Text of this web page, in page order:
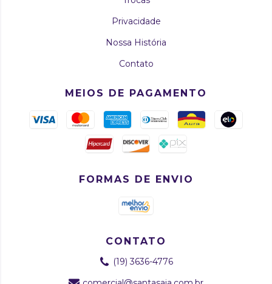
Privacidade
Nossa História
Contato
MEIOS DE PAGAMENTO
FORMAS DE ENVIO
CONTATO
(19) 3636-4776